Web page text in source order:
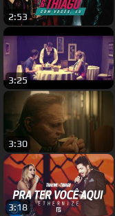
2:53
3:25
3:30
3:18